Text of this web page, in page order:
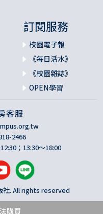
訂閱服務
校園電子報
《每日活水》
《校園雜誌》
OPEN學習
客服
2466
；13:30～18:00
社. All rights reserved
購買